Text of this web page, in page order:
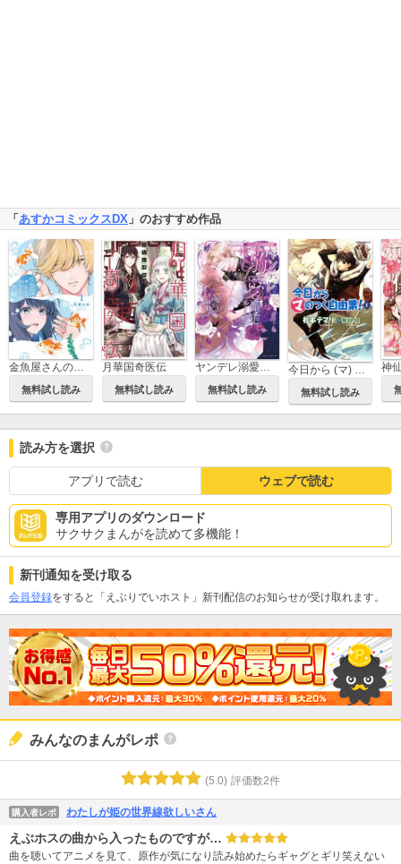
「 あすかコミックスDX 」のおすすめ作品
無料試し読み
月華国奇医伝
無料試し読み 無料試し読み
今日から (マ) のつく自由業！
無料試し読み
読み方を選択
アプリで読む ウェブで読む
専用アプリのダウンロード
サクサクまんがを読めて多機能！
新刊通知を受け取る
会員登録をすると「えぶりでいホスト」新刊配信のお知らせが受け取れます。
みんなのまんがレポ
(5.0) 評価数2件
購入者レポ わたしが姫の世界線欲しいさん
えぶホスの曲から入ったものですが…
曲を聴いてアニメを見て、原作が気になり読み始めたらギャグとギリ笑えない